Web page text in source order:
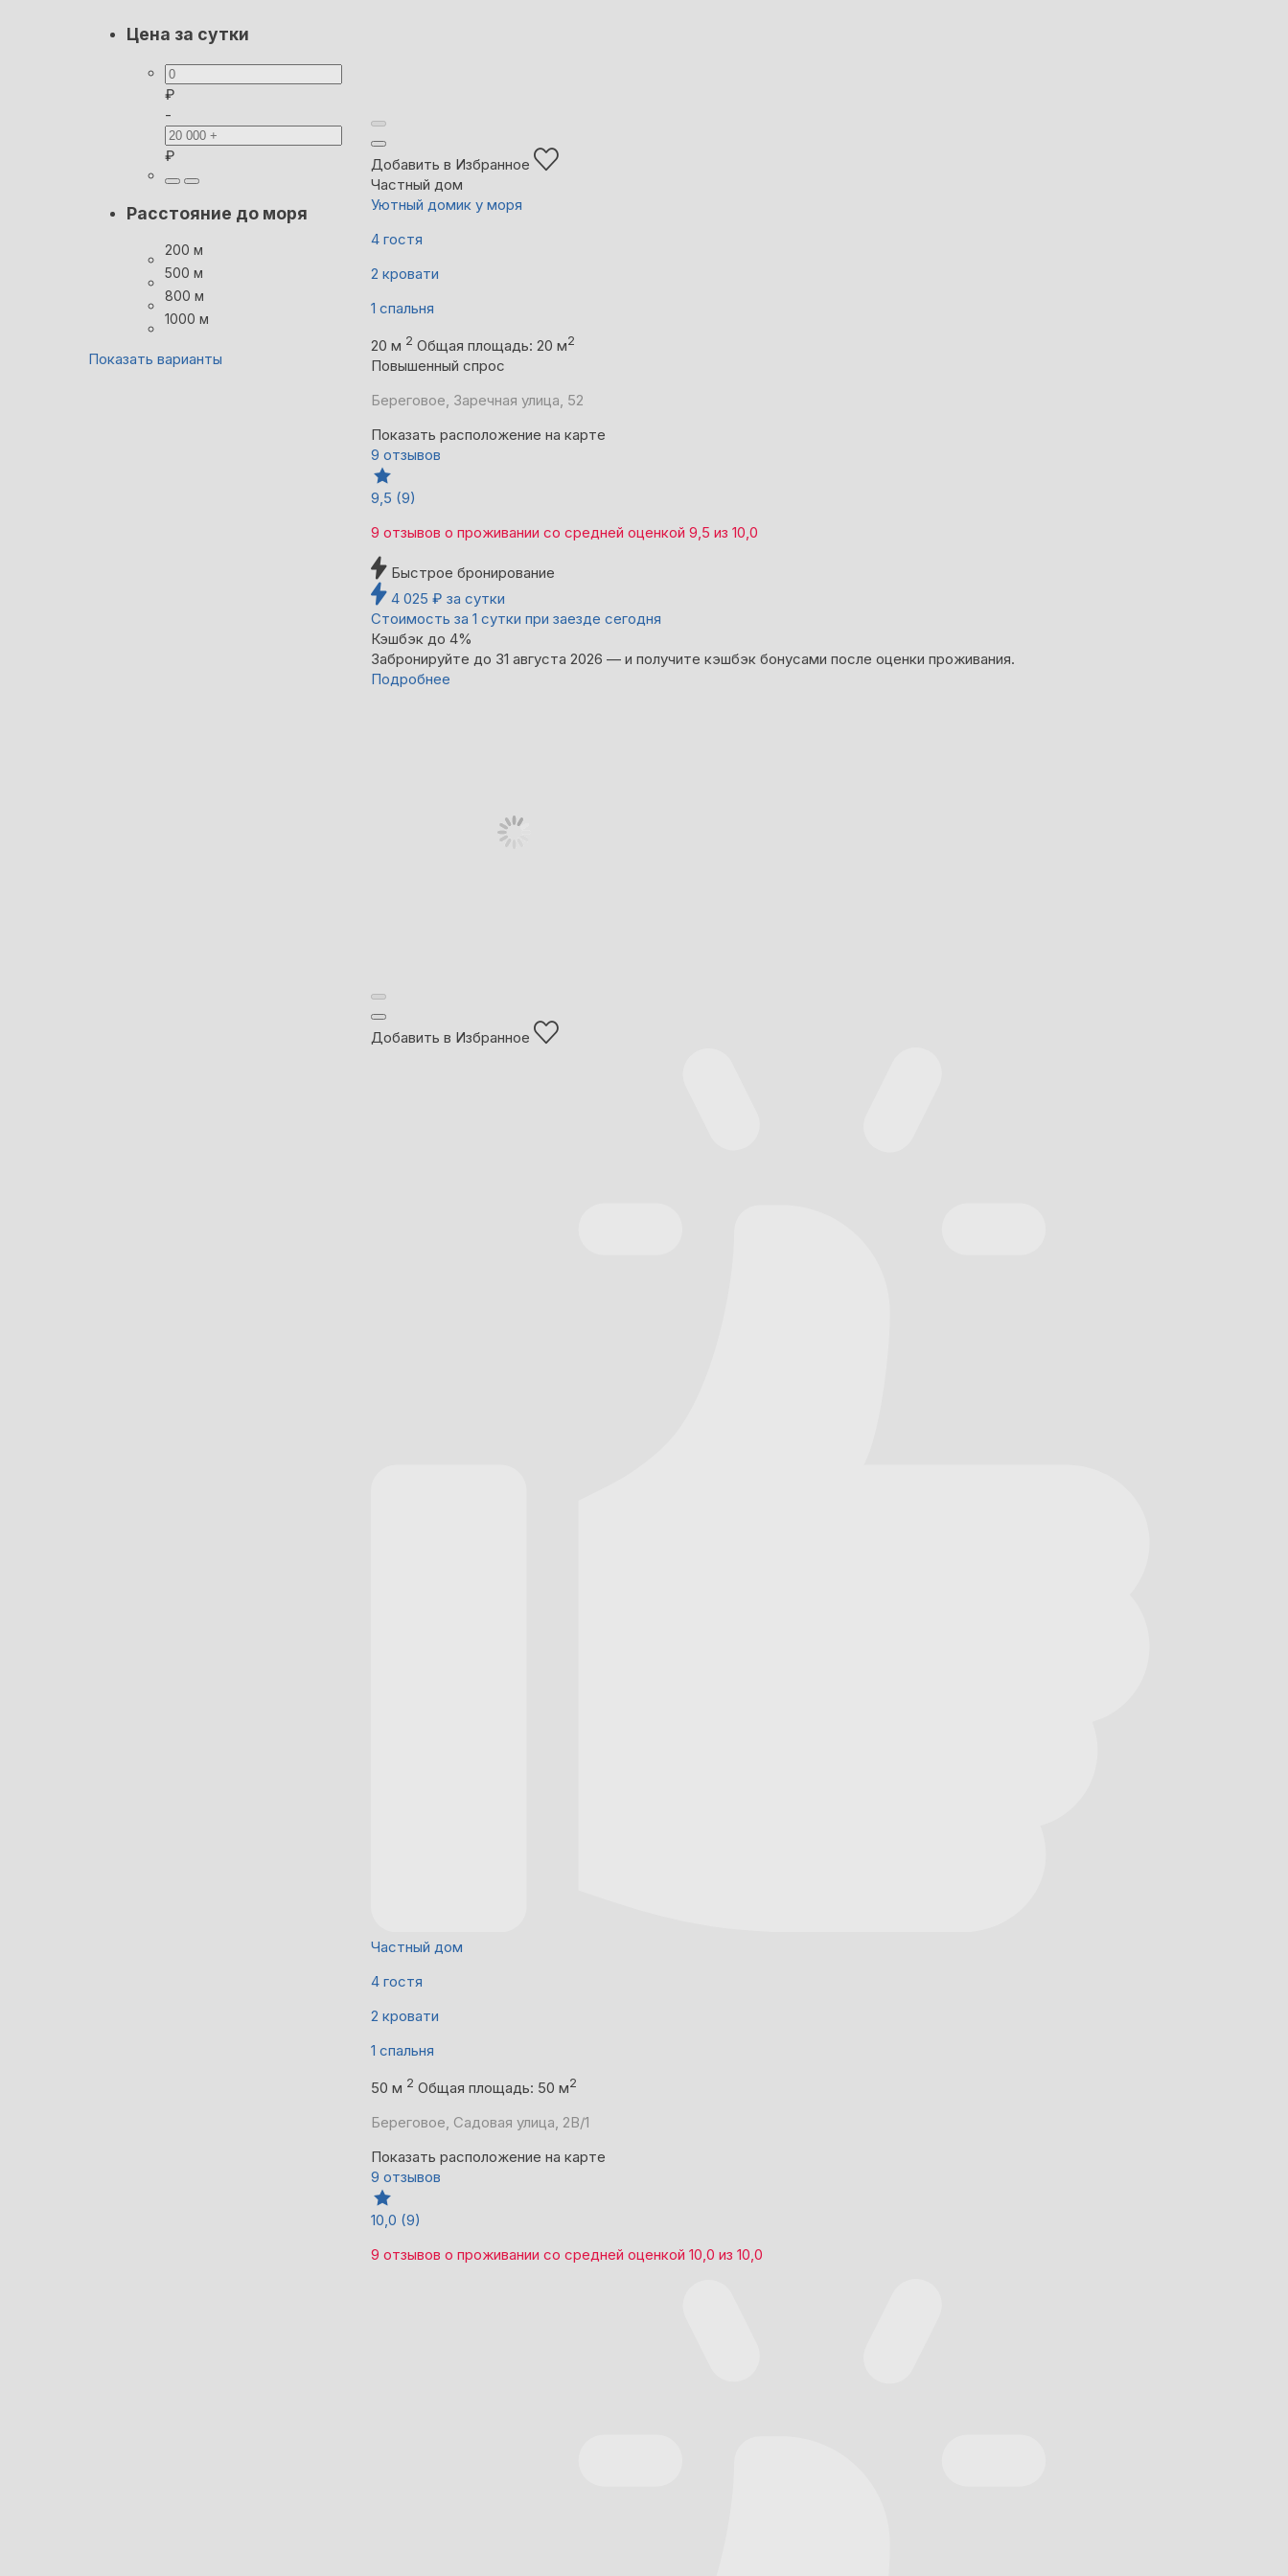
Цена за сутки
₽
-
₽
Расстояние до моря
200 м
500 м
800 м
1000 м
Показать варианты
Добавить в Избранное
Частный дом
Уютный домик у моря
4 гостя
2 кровати
1 спальня
20 м 2 Общая площадь: 20 м2
Повышенный спрос
Береговое, Заречная улица, 52
Показать расположение на карте
9 отзывов
9,5 (9)
9 отзывов о проживании со средней оценкой 9,5 из 10,0
Быстрое бронирование
4 025 ₽ за сутки
Стоимость за 1 сутки при заезде сегодня
Кэшбэк до 4%
Забронируйте до 31 августа 2026 — и получите кэшбэк бонусами после оценки проживания.
Подробнее
Добавить в Избранное
Частный дом
4 гостя
2 кровати
1 спальня
50 м 2 Общая площадь: 50 м2
Береговое, Садовая улица, 2В/1
Показать расположение на карте
9 отзывов
10,0 (9)
9 отзывов о проживании со средней оценкой 10,0 из 10,0